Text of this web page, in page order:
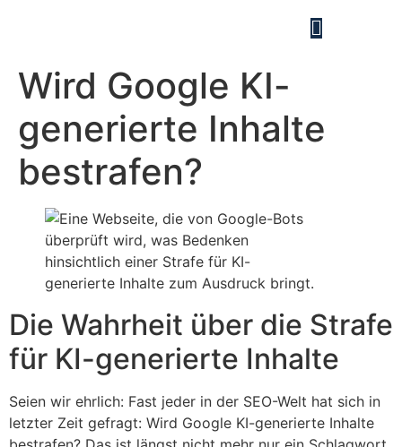
Wird Google KI-
generierte Inhalte
bestrafen?
Die Wahrheit über die Strafe
für KI-generierte Inhalte
Seien wir ehrlich: Fast jeder in der SEO-Welt hat sich in
letzter Zeit gefragt: Wird Google KI-generierte Inhalte